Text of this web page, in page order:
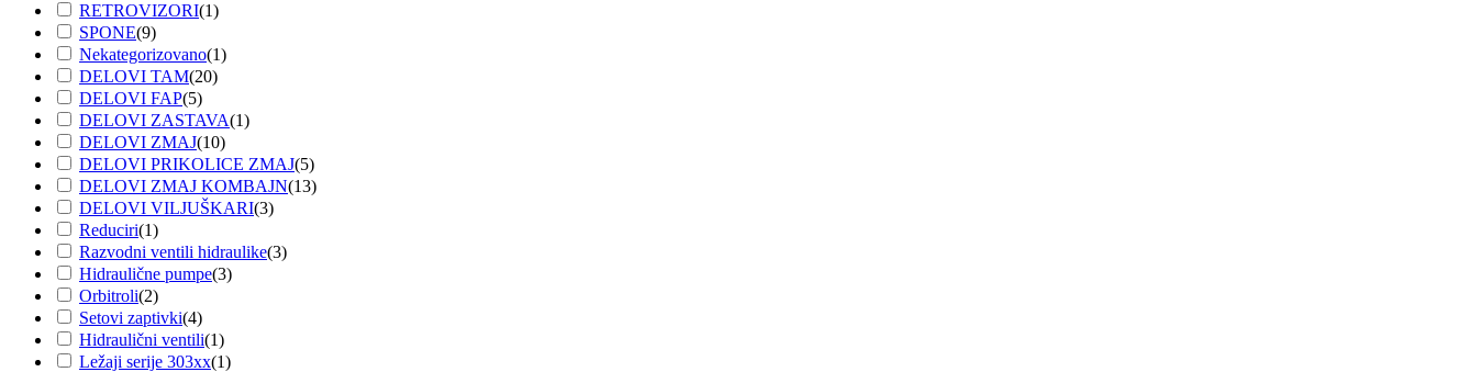
RETROVIZORI(1)
SPONE(9)
Nekategorizovano(1)
DELOVI TAM(20)
DELOVI FAP(5)
DELOVI ZASTAVA(1)
DELOVI ZMAJ(10)
DELOVI PRIKOLICE ZMAJ(5)
DELOVI ZMAJ KOMBAJN(13)
DELOVI VILJUŠKARI(3)
Reduciri(1)
Razvodni ventili hidraulike(3)
Hidraulične pumpe(3)
Orbitroli(2)
Setovi zaptivki(4)
Hidraulični ventili(1)
Ležaji serije 303xx(1)